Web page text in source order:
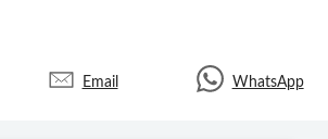
Email WhatsApp